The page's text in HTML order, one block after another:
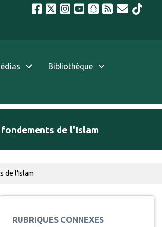
Bibliothèque
de l'Islam
de l'Islam
RUBRIQUES CONNEXES